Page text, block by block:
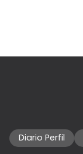
Diario Perfil